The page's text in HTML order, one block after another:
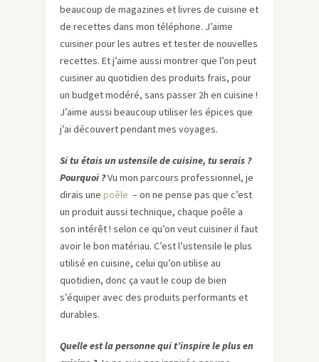
beaucoup de magazines et livres de cuisine et
de recettes dans mon téléphone. J’aime
cuisiner pour les autres et tester de nouvelles
recettes. Et j’aime aussi montrer que l’on peut
cuisiner au quotidien des produits frais, pour
un budget modéré, sans passer 2h en cuisine !
J’aime aussi beaucoup utiliser les épices que
j’ai découvert pendant mes voyages.
Si tu étais un ustensile de cuisine, tu serais ?
Pourquoi ?Vu mon parcours professionnel, je
dirais une poêle – on ne pense pas que c’est
un produit aussi technique, chaque poêle a
son intérêt ! selon ce qu’on veut cuisiner il faut
avoir le bon matériau. C’est l’ustensile le plus
utilisé en cuisine, celui qu’on utilise au
quotidien, donc ça vaut le coup de bien
s’équiper avec des produits performants et
durables.
Quelle est la personne qui t’inspire le plus en